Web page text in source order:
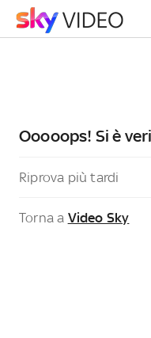
Ooooops! Si è
Riprova più tardi
Torna a Video Sky